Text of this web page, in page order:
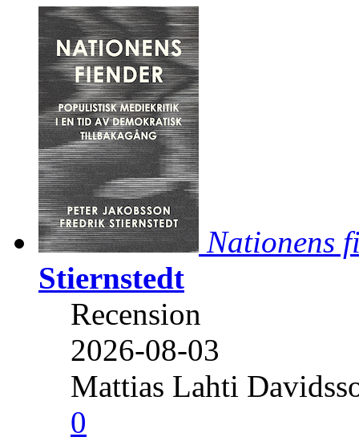
Nationens
Stiernstedt
Recension
2026-08-03
Mattias Lahti
0